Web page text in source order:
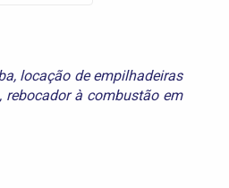
, locação de empilhadeiras
, rebocador à combustão em